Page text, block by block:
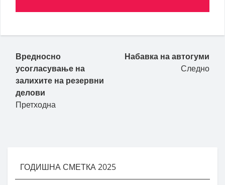
Вредносно
усогласување на
залихите на резервни
делови
Претходна
Набавка на автогуми
Следно
ГОДИШНА СМЕТКА 2025